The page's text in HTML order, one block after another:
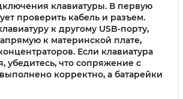
клавиатуры. В первую
проверить кабель и разъем.
к другому USB-порту,
к материнской плате,
Если клавиатура
убедитесь, что сопряжение с
корректно, а батарейки